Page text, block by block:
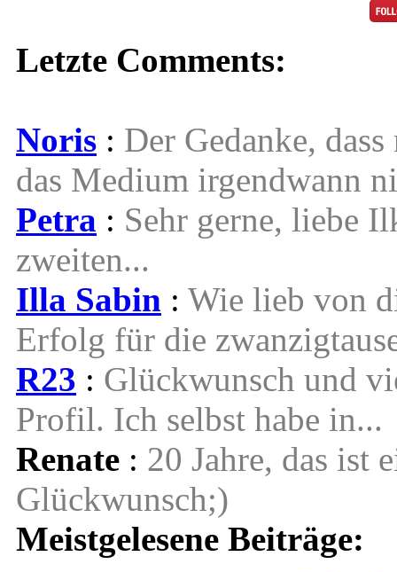
Letzte Comments:
Noris : Der Gedanke,
das Medium irgendwann
Petra : Sehr gerne, liebe
zweiten...
Illa Sabin : Wie lieb von
Erfolg für die
R23 : Glückwunsch und
Profil. Ich selbst habe in...
Renate : 20 Jahre, das ist
Glückwunsch;)
Meistgelesene Beiträge: